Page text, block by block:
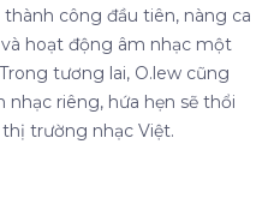
công đầu tiên, nàng ca
hoạt động âm nhạc một
tương lai, O.lew cũng
nhạc riêng, hứa hẹn sẽ thổi
trường nhạc Việt.